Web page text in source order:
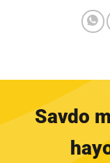
Savdo